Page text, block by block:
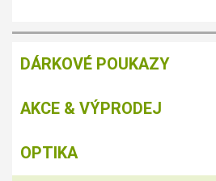
DÁRKOVÉ POUKAZY
AKCE & VÝPRODEJ
OPTIKA